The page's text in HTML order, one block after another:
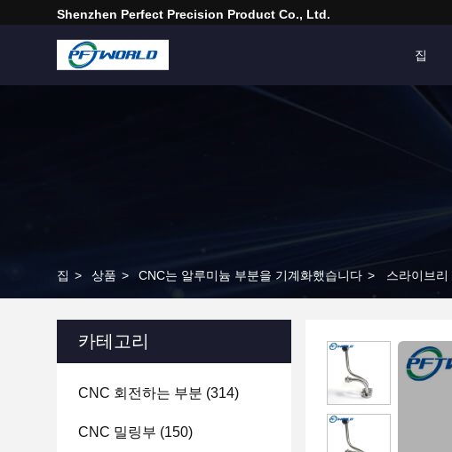
Shenzhen Perfect Precision Product Co., Ltd.
집
집 > 상품 > CNC는 알루미늄 부분을 기계화했습니다 > 스라이브
카테고리
CNC 회전하는 부분 (314)
CNC 밀링부 (150)